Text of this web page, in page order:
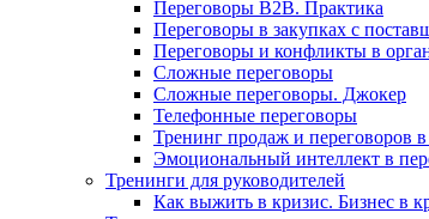
Переговоры B2B. Практика
Переговоры в закупках с
Переговоры и конфликты в
Сложные переговоры
Сложные переговоры. Джокер
Телефонные переговоры
Тренинг продаж и переговоров
Эмоциональный интеллект в
Тренинги для руководителей
Как выжить в кризис. Бизнес в